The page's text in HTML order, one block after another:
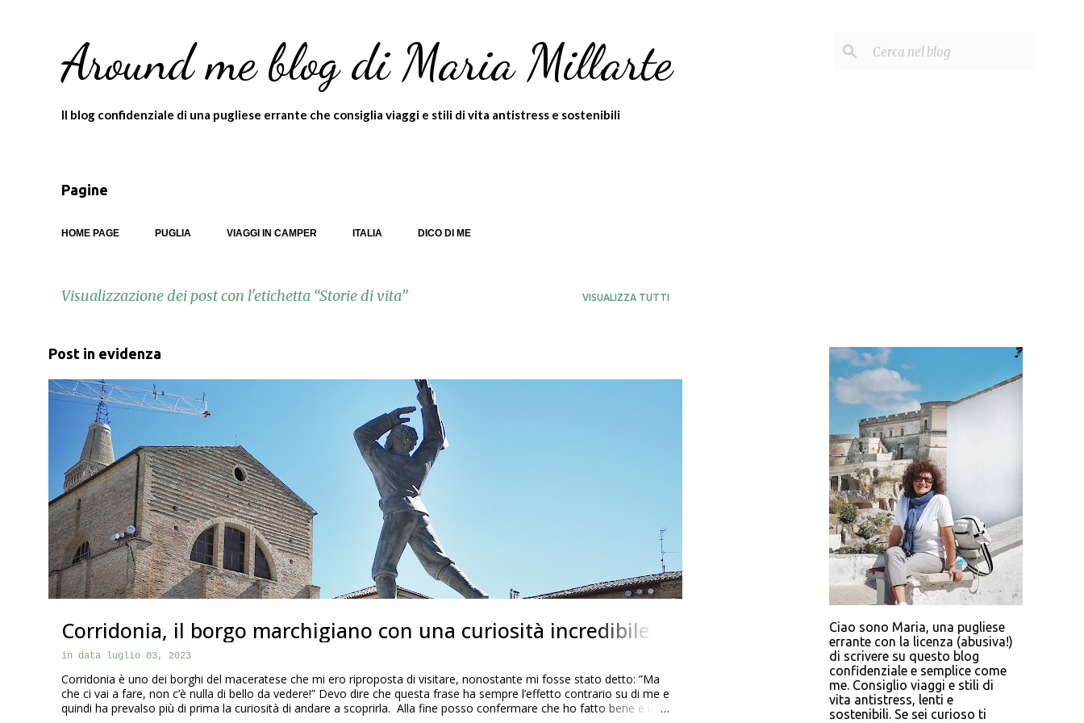
Around me blog di Maria Millarte
Il blog confidenziale di una pugliese errante che consiglia viaggi e stili di vita antistress e sostenibili
Pagine
HOME PAGE PUGLIA VIAGGI IN CAMPER ITALIA DICO DI ME
Visualizzazione dei post con l'etichetta Storie di vita VISUALIZZA TUTTI
P
o
s
Post in evidenza
Corridonia, il borgo marchigiano con una curiosità incredibile
|Marche|
in data luglio 03, 2023
ITALIA MARCHE
Corridonia è uno dei borghi del maceratese che mi ero riproposta di visitare, nonostante mi fosse stato detto: ”Ma
che ci vai a fare, non c’è nulla di bello da vedere!” Devo dire che questa frase ha sempre l’effetto contrario su di me e
quindi ha prevalso più di prima la curiosità di andare a scoprirla. Alla fine posso confermare che ho fatto bene e in
Ciao sono Maria, una pugliese
errante con la licenza (abusiva!)
di scrivere su questo blog
confidenziale e semplice come
me. Consiglio viaggi e stili di
vita antistress, lenti e
sostenibili. Se sei curioso ti